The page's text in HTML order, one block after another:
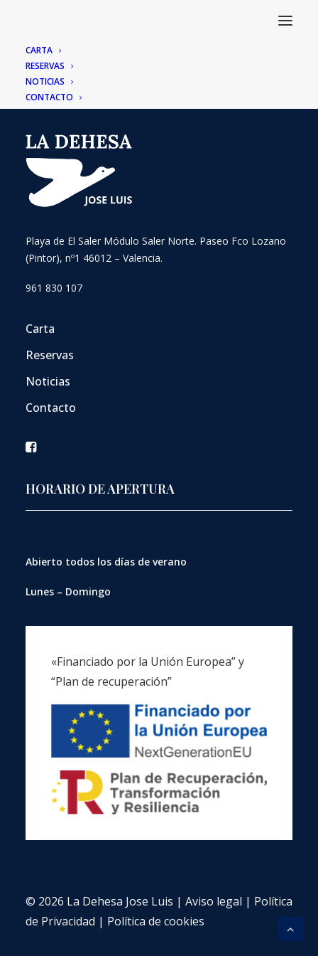
CARTA
RESERVAS
NOTICIAS
CONTACTO
Playa de El Saler Módulo Saler Norte. Paseo Fco Lozano
(Pintor), nº1 46012 – Valencia.
961 830 107
Carta
Reservas
Noticias
Contacto
HORARIO DE APERTURA
Abierto todos los días de verano
Lunes – Domingo
«Financiado por la Unión Europea” y
“Plan de recuperación”
© 2026 La Dehesa Jose Luis | Aviso legal | Política
de Privacidad | Política de cookies